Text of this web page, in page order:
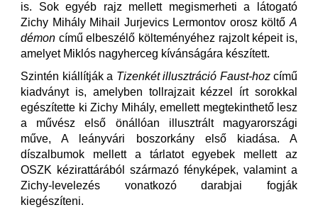
is. Sok egyéb rajz mellett megismerheti a látogató
Zichy Mihály Mihail Jurjevics Lermontov orosz költő A
démon című elbeszélő költeményéhez rajzolt képeit is,
amelyet Miklós nagyherceg kívánságára készített.
Szintén kiállítják a Tizenkét illusztráció Faust-hozcímű
kiadványt is, amelyben tollrajzait kézzel írt sorokkal
egészítette ki Zichy Mihály, emellett megtekinthető lesz
a művész első önállóan illusztrált magyarországi
műve, A leányvári boszorkány első kiadása. A
díszalbumok mellett a tárlatot egyebek mellett az
OSZK kézirattárából származó fényképek, valamint a
Zichy-levelezés vonatkozó darabjai fogják
kiegészíteni.